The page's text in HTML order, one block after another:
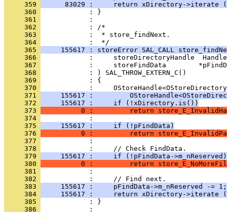
     359
83029 :     return xDirectory->iterate
     360
     361
     362
     363
            :  * store_findNext.
     364
     365
155617 : storeError SAL_CALL
     366
     367
     368
     369
     370
     371
155617 :
     372
     155617 :     if (!xDirectory.is())
     373
0 :         return
     374
     375
     155617 :     if (!pFindData)
     376
0 :         return
     377
     378
     379
     155617 :     if (!pFindData->m_nReserved)
     380
0 :         return
     381
     382
     383
     155617 :     pFindData->m_nReserved -= 1;
     384
155617 :     return xDirectory->iterate
     385
     386